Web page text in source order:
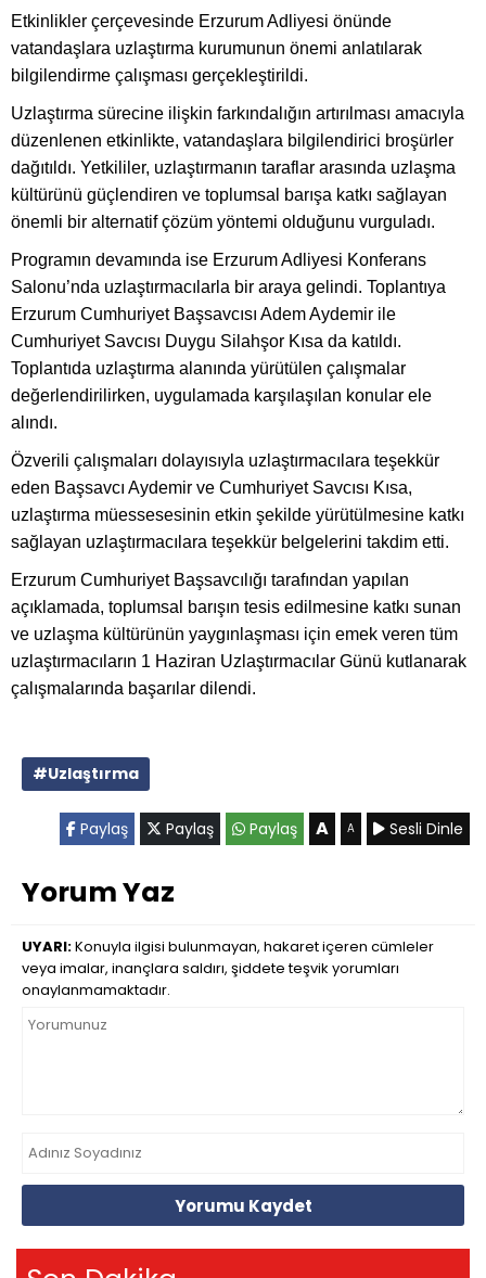
Etkinlikler çerçevesinde Erzurum Adliyesi önünde
vatandaşlara uzlaştırma kurumunun önemi anlatılarak
bilgilendirme çalışması gerçekleştirildi.
Uzlaştırma sürecine ilişkin farkındalığın artırılması amacıyla
düzenlenen etkinlikte, vatandaşlara bilgilendirici broşürler
dağıtıldı. Yetkililer, uzlaştırmanın taraflar arasında uzlaşma
kültürünü güçlendiren ve toplumsal barışa katkı sağlayan
önemli bir alternatif çözüm yöntemi olduğunu vurguladı.
Programın devamında ise Erzurum Adliyesi Konferans
Salonu’nda uzlaştırmacılarla bir araya gelindi. Toplantıya
Erzurum Cumhuriyet Başsavcısı Adem Aydemir ile
Cumhuriyet Savcısı Duygu Silahşor Kısa da katıldı.
Toplantıda uzlaştırma alanında yürütülen çalışmalar
değerlendirilirken, uygulamada karşılaşılan konular ele
alındı.
Özverili çalışmaları dolayısıyla uzlaştırmacılara teşekkür
eden Başsavcı Aydemir ve Cumhuriyet Savcısı Kısa,
uzlaştırma müessesesinin etkin şekilde yürütülmesine katkı
sağlayan uzlaştırmacılara teşekkür belgelerini takdim etti.
Erzurum Cumhuriyet Başsavcılığı tarafından yapılan
açıklamada, toplumsal barışın tesis edilmesine katkı sunan
ve uzlaşma kültürünün yaygınlaşması için emek veren tüm
uzlaştırmacıların 1 Haziran Uzlaştırmacılar Günü kutlanarak
çalışmalarında başarılar dilendi.
#Uzlaştırma
Paylaş Paylaş Paylaş A A Sesli Dinle
Yorum Yaz
UYARI:Konuyla ilgisi bulunmayan, hakaret içeren cümleler
veya imalar, inançlara saldırı, şiddete teşvik yorumları
onaylanmamaktadır.
Yorumu Kaydet